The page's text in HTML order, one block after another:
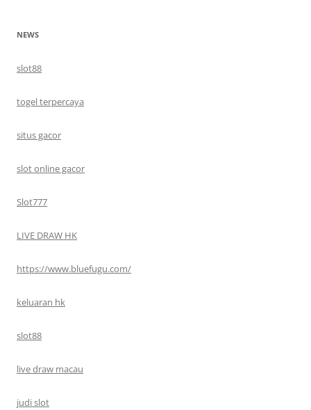
NEWS
slot88
togel terpercaya
situs gacor
slot online gacor
Slot777
LIVE DRAW HK
https://www.bluefugu.com/
keluaran hk
slot88
live draw macau
judi slot